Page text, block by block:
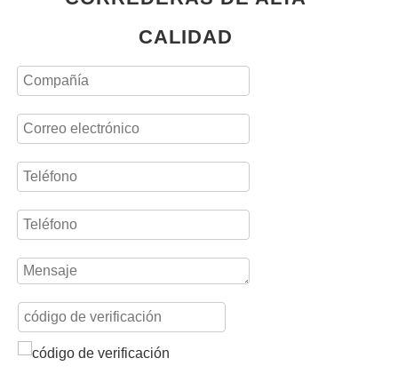
CALIDAD